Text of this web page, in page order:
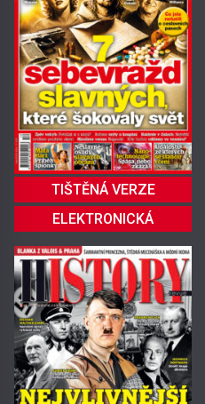
TIŠTĚNÁ VERZE
ELEKTRONICKÁ